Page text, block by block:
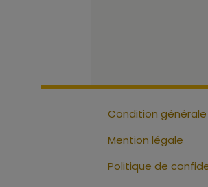
Condition
Mention légale
Politique de